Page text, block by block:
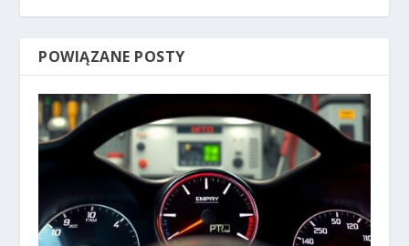
POWIĄZANE POSTY